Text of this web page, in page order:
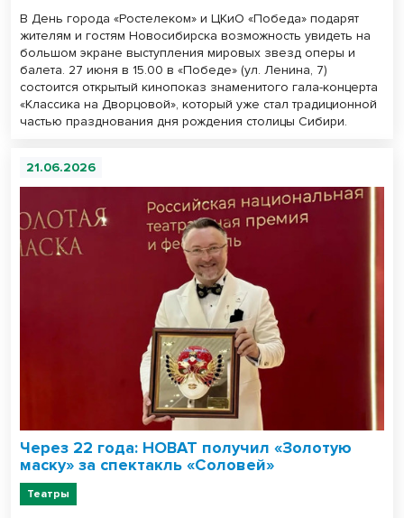
В День города «Ростелеком» и ЦКиО «Победа» подарят
жителям и гостям Новосибирска возможность увидеть на
большом экране выступления мировых звезд оперы и
балета. 27 июня в 15.00 в «Победе» (ул. Ленина, 7)
состоится открытый кинопоказ знаменитого гала-концерта
«Классика на Дворцовой», который уже стал традиционной
частью празднования дня рождения столицы Сибири.
21.06.2026
Через 22 года: НОВАТ получил «Золотую
маску» за спектакль «Соловей»
Театры